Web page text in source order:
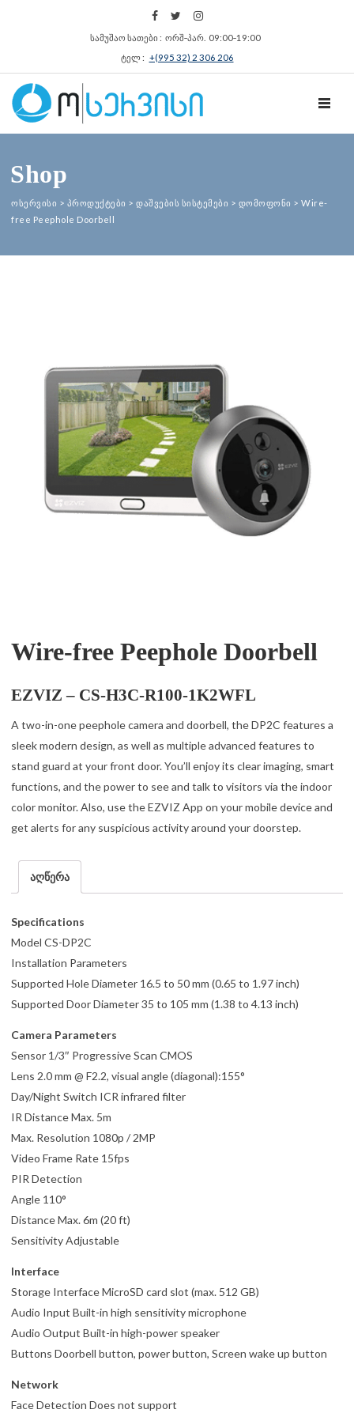
სამუშაო სათები : ორშ‑პარ. 09:00‑19:00
ტელ : +(995 32) 2 306 206
Shop
ოსერვისი > პროდუქტები > დაშვების სისტემები > დომოფონი > Wire-
free Peephole Doorbell
Wire-free Peephole Doorbell
EZVIZ – CS-H3C-R100-1K2WFL
A two-in-one peephole camera and doorbell, the DP2C features a
sleek modern design, as well as multiple advanced features to
stand guard at your front door. You’ll enjoy its clear imaging, smart
functions, and the power to see and talk to visitors via the indoor
color monitor. Also, use the EZVIZ App on your mobile device and
get alerts for any suspicious activity around your doorstep.
აღწერა
Specifications
Model CS-DP2C
Installation Parameters
Supported Hole Diameter 16.5 to 50 mm (0.65 to 1.97 inch)
Supported Door Diameter 35 to 105 mm (1.38 to 4.13 inch)
Camera Parameters
Sensor 1/3″ Progressive Scan CMOS
Lens 2.0 mm @ F2.2, visual angle (diagonal):155°
Day/Night Switch ICR infrared filter
IR Distance Max. 5m
Max. Resolution 1080p / 2MP
Video Frame Rate 15fps
PIR Detection
Angle 110°
Distance Max. 6m (20 ft)
Sensitivity Adjustable
Interface
Storage Interface MicroSD card slot (max. 512 GB)
Audio Input Built-in high sensitivity microphone
Audio Output Built-in high-power speaker
Buttons Doorbell button, power button, Screen wake up button
Network
Face Detection Does not support